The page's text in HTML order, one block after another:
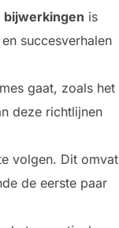
bijwerkingen is
succesverhalen
gaat, zoals het
deze richtlijnen
volgen. Dit omvat
de eerste paar